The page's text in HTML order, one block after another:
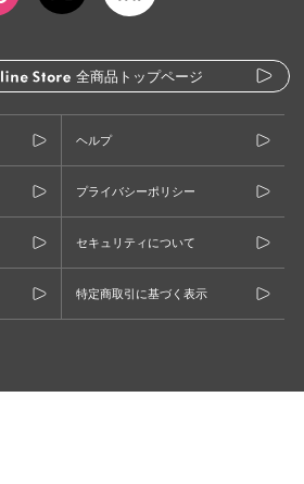
全商品トップページ
ヘルプ
プライバシーポリシー
セキュリティについて
特定商取引に基づく表示